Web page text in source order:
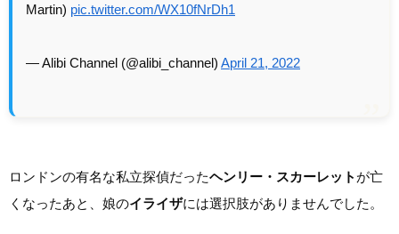
Martin) pic.twitter.com/WX10fNrDh1
— Alibi Channel (@alibi_channel) April 21, 2022
ロンドンの有名な私立探偵だったヘンリー・スカーレット が亡
くなったあと、娘のイライザには選択肢がありませんでした。